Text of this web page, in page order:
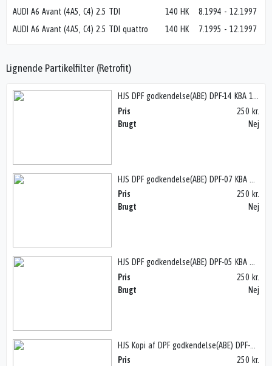
Lignende Partikelfilter (Retrofit)
Pris
250 kr.
Brugt
Nej
Pris
250 kr.
Brugt
Nej
Pris
250 kr.
Brugt
Nej
Pris
250 kr.
AUDI A6 Avant (4A5, C4) 2.5 TDI
140 HK 8.1994 - 12.1997
AUDI A6 Avant (4A5, C4) 2.5 TDI quattro
140 HK 7.1995 - 12.1997